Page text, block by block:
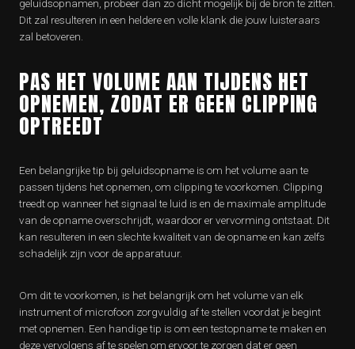
geluidsopnamen, probeer dan zo dicht mogelijk bij de bron te zitten.
Dit zal resulteren in een heldere en volle klank die jouw luisteraars
zal betoveren.
PAS HET VOLUME AAN TIJDENS HET
OPNEMEN, ZODAT ER GEEN CLIPPING
OPTREEDT
Een belangrijke tip bij geluidsopname is om het volume aan te
passen tijdens het opnemen, om clipping te voorkomen. Clipping
treedt op wanneer het signaal te luid is en de maximale amplitude
van de opname overschrijdt, waardoor er vervorming ontstaat. Dit
kan resulteren in een slechte kwaliteit van de opname en kan zelfs
schadelijk zijn voor de apparatuur.
Om dit te voorkomen, is het belangrijk om het volume van elk
instrument of microfoon zorgvuldig af te stellen voordat je begint
met opnemen. Een handige tip is om een ​​testopname te maken en
deze vervolgens af te spelen om ervoor te zorgen dat er geen